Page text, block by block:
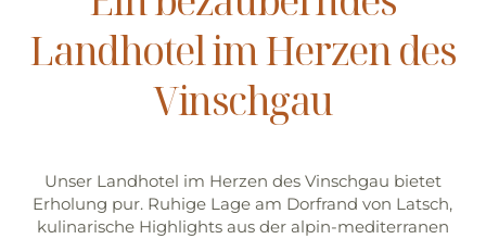
Landhotel im Herzen des
Vinschgau
Unser Landhotel im Herzen des Vinschgau bietet
Erholung pur. Ruhige Lage am Dorfrand von Latsch,
kulinarische Highlights aus der alpin-mediterranen